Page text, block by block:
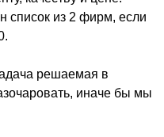
список из 2 фирм, если
решаемая в
иначе бы мы